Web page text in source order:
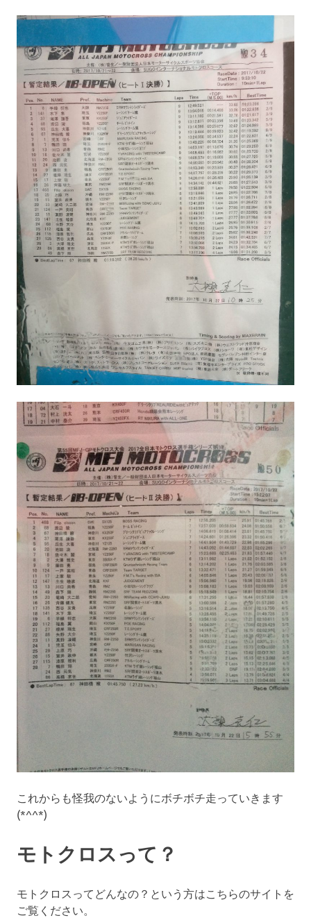
これからも怪我のないようにボチボチ走っていきます
(*^^*)
モトクロスって？
モトクロスってどんなの？という方はこちらのサイトを
ご覧ください。